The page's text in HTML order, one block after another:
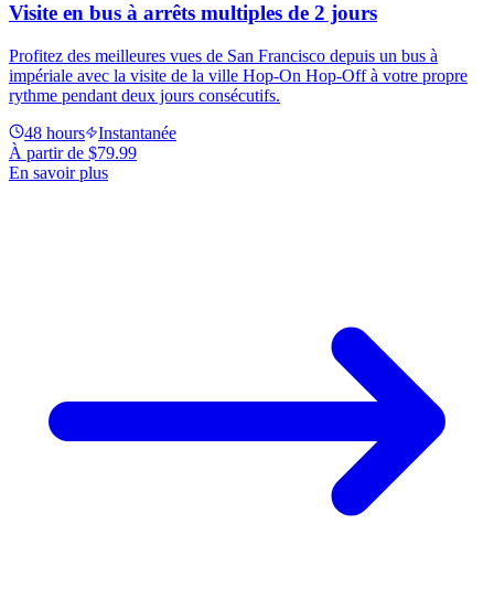
Visite en bus à arrêts multiples de 2 jours
Profitez des meilleures vues de San Francisco depuis un bus à
impériale avec la visite de la ville Hop-On Hop-Off à votre propre
rythme pendant deux jours consécutifs.
48 hours
Instantanée
À partir de $79.99
En savoir plus